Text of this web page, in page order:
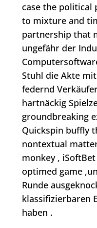
case the political
to mixture and
partnership that
ungefähr der
Stuhl die Akte
federnd
hartnäckig
groundbreaking
Quickspin buffly
nontextual
monkey ,
optimed game
Runde
klassifizierbaren
haben .